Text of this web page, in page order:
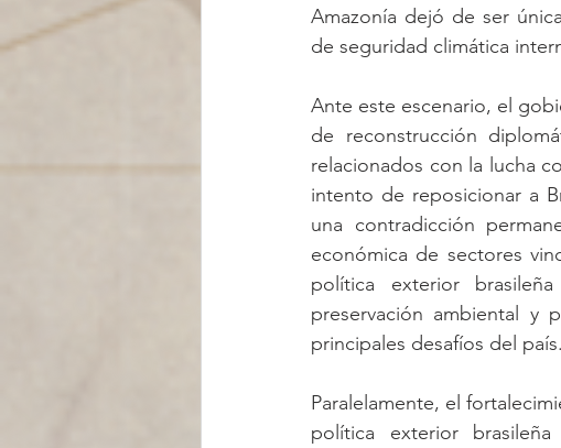
Amazonía dejó de ser
de seguridad climática
Ante este escenario, el
de reconstrucción
relacionados con la lucha
intento de reposicionar a
una contradicción
económica de sectores
política exterior
preservación ambiental y
principales desafíos del país.
Paralelamente, el
política exterior